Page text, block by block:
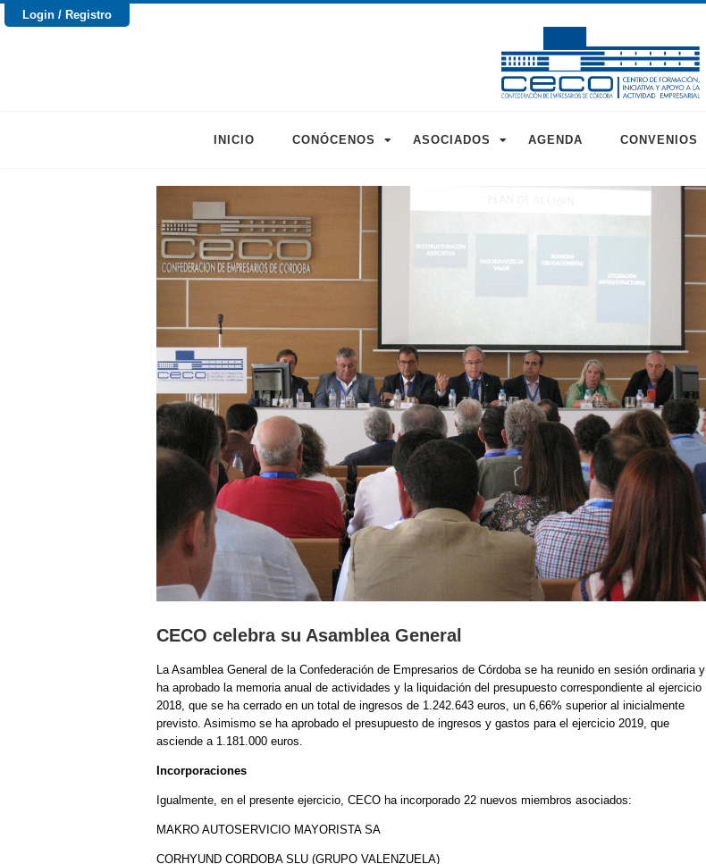
Login / Registro
INICIO CONÓCENOS ASOCIADOS AGENDA CONVENIOS
CECO celebra su Asamblea General
La Asamblea General de la Confederación de Empresarios de Córdoba se ha reunido en sesión ordinaria y
ha aprobado la memoria anual de actividades y la liquidación del presupuesto correspondiente al ejercicio
2018, que se ha cerrado en un total de ingresos de 1.242.643 euros, un 6,66% superior al inicialmente
previsto. Asimismo se ha aprobado el presupuesto de ingresos y gastos para el ejercicio 2019, que
asciende a 1.181.000 euros.
Incorporaciones
Igualmente, en el presente ejercicio, CECO ha incorporado 22 nuevos miembros asociados:
MAKRO AUTOSERVICIO MAYORISTA SA
CORHYUND CORDOBA SLU (GRUPO VALENZUELA)